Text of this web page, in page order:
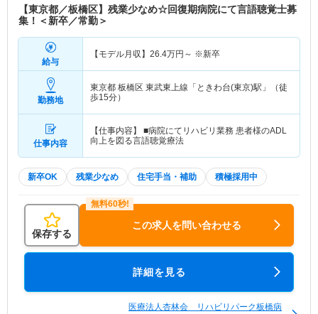
【東京都／板橋区】残業少なめ☆回復期病院にて言語聴覚士募
集！＜新卒／常勤＞
給与
【モデル月収】 26.4万円～ ※新卒
勤務地
東京都 板橋区 東武東上線「ときわ台(東京)駅」（徒
歩15分）
仕事内容
【仕事内容】 ■病院にてリハビリ業務 患者様のADL
向上を図る言語聴覚療法
新卒OK 残業少なめ 住宅手当・補助 積極採用中
保存する
この求人を問い合わせる
詳細を見る
医療法人杏林会 リハビリパーク板橋病